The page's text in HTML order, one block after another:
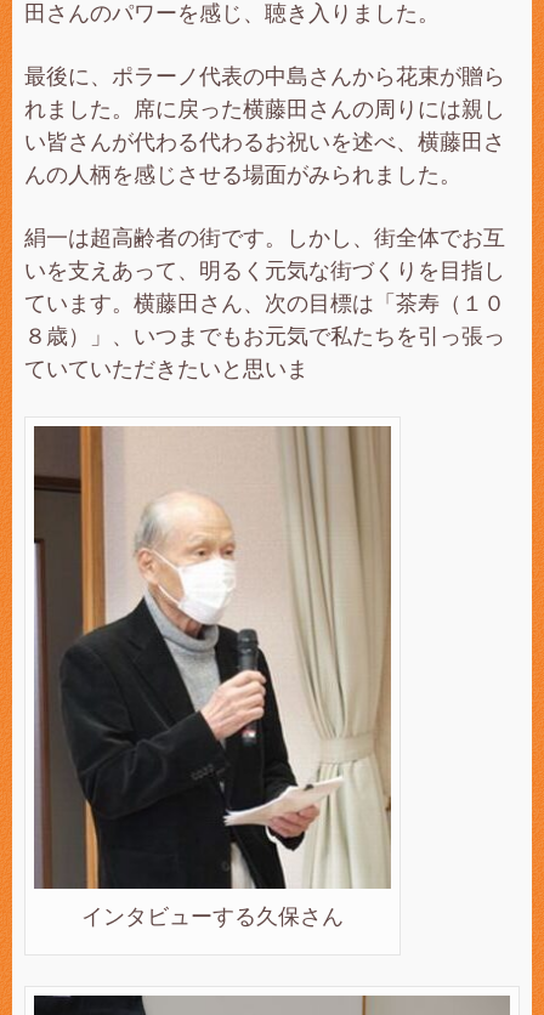
田さんのパワーを感じ、聴き入りました。
最後に、ポラーノ代表の中島さんから花束が贈ら
れました。席に戻った横藤田さんの周りには親し
い皆さんが代わる代わるお祝いを述べ、横藤田さ
んの人柄を感じさせる場面がみられました。
絹一は超高齢者の街です。しかし、街全体でお互
いを支えあって、明るく元気な街づくりを目指し
ています。横藤田さん、次の目標は「茶寿（１０
８歳）」、いつまでもお元気で私たちを引っ張っ
ていていただきたいと思いま
インタビューする久保さん